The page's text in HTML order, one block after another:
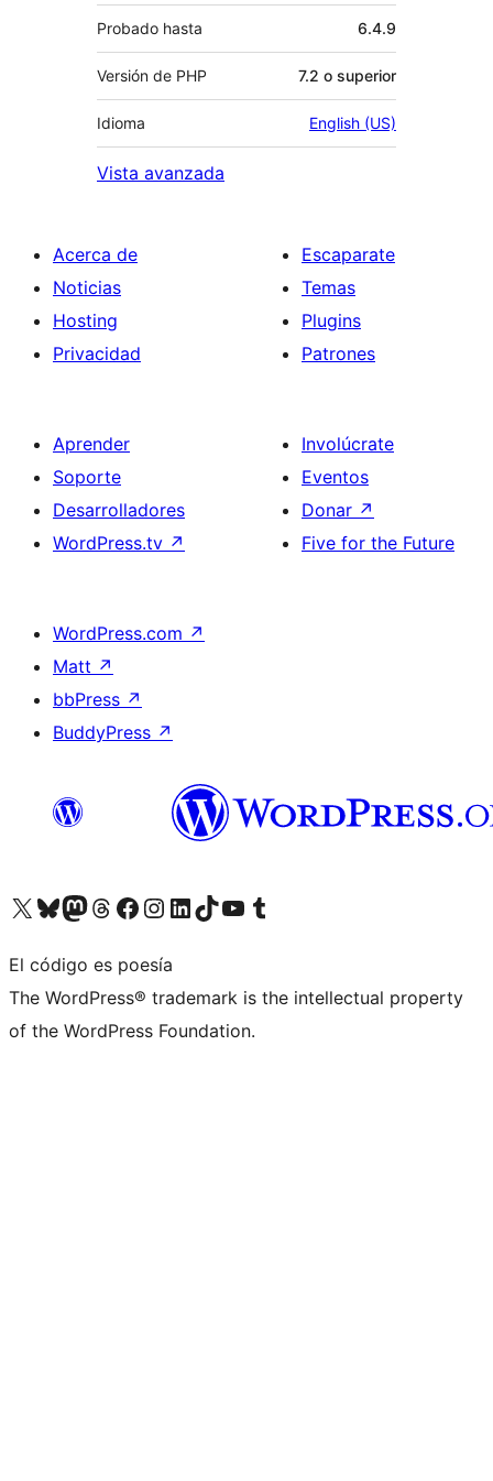
Probado hasta 6.4.9
Versión de PHP 7.2 o superior
Idioma English (US)
Vista avanzada
Acerca de
Noticias
Hosting
Privacidad
Escaparate
Temas
Plugins
Patrones
Aprender
Soporte
Desarrolladores
WordPress.tv ↗
Involúcrate
Eventos
Donar ↗
Five for the Future
WordPress.com ↗
Matt ↗
bbPress ↗
BuddyPress ↗
Visita nuestra cuenta de X (anteriormente Twitter)
Visita nuestra cuenta de Bluesky
Visita nuestra cuenta de Mastodon
Visita nuestra cuenta de Threads
Visita nuestra página de Facebook
Visita nuestra cuenta de Instagram
Visita nuestra cuenta de LinkedIn
Visita nuestra cuenta de TikTok
Visita nuestro canal de YouTube
Visita nuestra cuenta de Tumblr
El código es poesía
The WordPress® trademark is the intellectual property
of the WordPress Foundation.